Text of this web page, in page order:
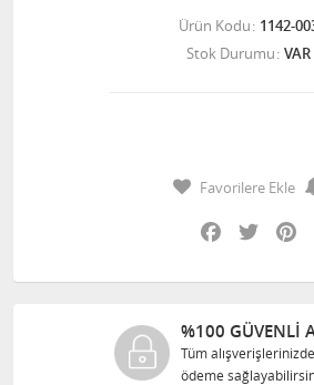
Ürün Kodu 1142-
Stok Durumu VAR
Favorilere Ekle
Facebook
Twitter
%100 GÜVENLİ
Tüm
ödeme